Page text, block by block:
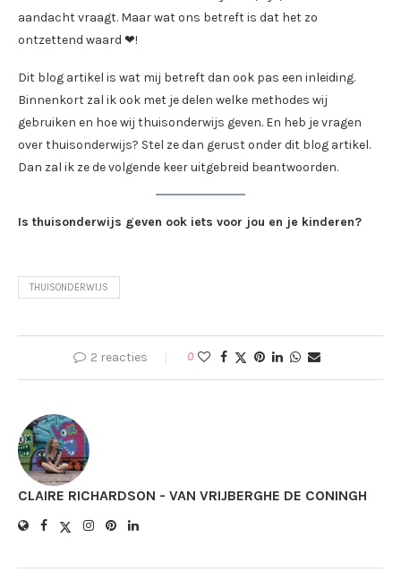
aandacht vraagt. Maar wat ons betreft is dat het zo
ontzettend waard ❤!
Dit blog artikel is wat mij betreft dan ook pas een inleiding.
Binnenkort zal ik ook met je delen welke methodes wij
gebruiken en hoe wij thuisonderwijs geven. En heb je vragen
over thuisonderwijs? Stel ze dan gerust onder dit blog artikel.
Dan zal ik ze de volgende keer uitgebreid beantwoorden.
Is thuisonderwijs geven ook iets voor jou en je kinderen?
THUISONDERWIJS
2 reacties 0
CLAIRE RICHARDSON - VAN VRIJBERGHE DE CONINGH